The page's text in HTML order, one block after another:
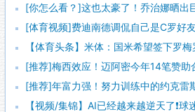
[你怎么看？]这也太豪了！乔治娜晒出巨
[体育视频]费迪南德调侃自己是C罗好友
【体育头条】米体：国米希望签下罗梅罗，
[推荐]梅西效应！迈阿密今年14笔赞助
[推荐]年富力强！努力训练中的约克雷
【视频/集锦】AI已经越来越逆天了❗️